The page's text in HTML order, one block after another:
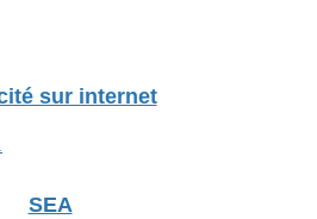
sur internet
SEA